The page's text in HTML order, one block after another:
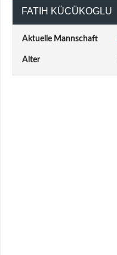
FATIH KÜCÜKOGLU
Aktuelle Mannschaft
Alter